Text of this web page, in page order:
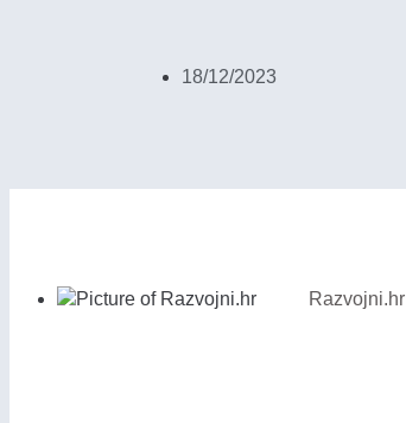
18/12/2023
Razvojni.hr